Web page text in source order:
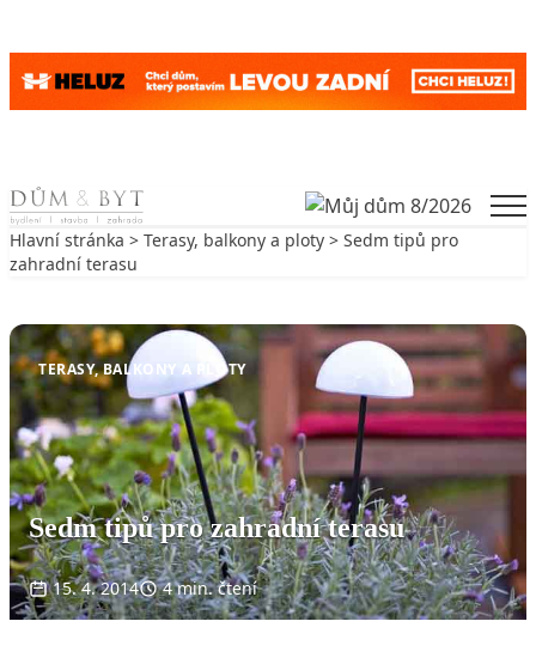
Skip to content
Hlavní stránka > Terasy, balkony a ploty > Sedm tipů pro
zahradní terasu
TERASY, BALKONY A PLOTY
Sedm tipů pro zahradní terasu
15. 4. 2014 4 min. čtení